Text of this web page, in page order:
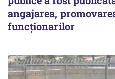
angajarea,
funcționarilor